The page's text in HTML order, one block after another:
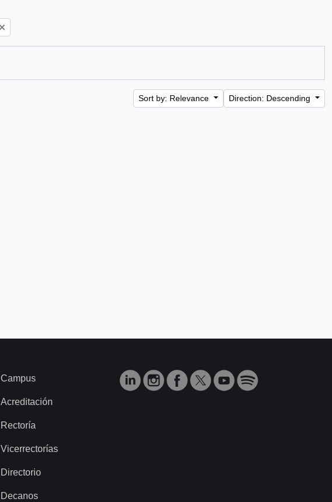
Sort by: Relevance Direction: Descending
Campus
Acreditación
Rectoría
Vicerrectorías
Directorio
Decanos